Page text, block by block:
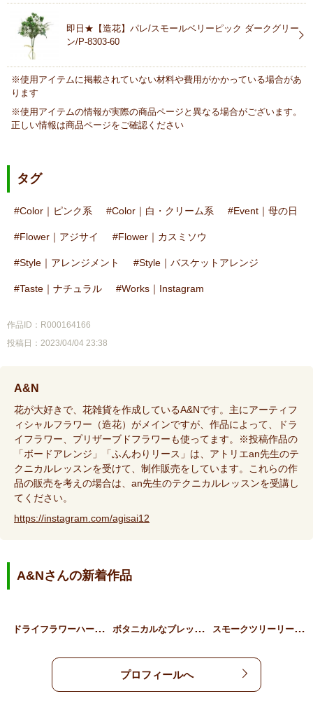
即日★【造花】パレ/スモールベリーピック ダークグリー
ン/P-8303-60
※使用アイテムに掲載されていない材料や費用がかかっている場合があ
ります
※使用アイテムの情報が実際の商品ページと異なる場合がございます。
正しい情報は商品ページをご確認ください
タグ
Color｜ピンク系 Color｜白・クリーム系 Event｜母の日
Flower｜アジサイ Flower｜カスミソウ
Style｜アレンジメント Style｜バスケットアレンジ
Taste｜ナチュラル Works｜Instagram
作品ID：R000164166
投稿日：2023/04/04 23:38
A&N
花が大好きで、花雑貨を作成しているA&Nです。主にアーティフ
ィシャルフラワー（造花）がメインですが、作品によって、ドラ
イフラワー、プリザーブドフラワーも使ってます。※投稿作品の
「ボードアレンジ」「ふんわりリース」は、アトリエan先生のテ
クニカルレッスンを受けて、制作販売をしています。これらの作
品の販売を考えの場合は、an先生のテクニカルレッスンを受講し
てください。
https://instagram.com/agisai12
A&Nさんの新着作品
ド
ライフラワーハーフリース… ボ
タニカルなブレッドアレン… ス
モークツリーリース（くす…
プロフィールへ